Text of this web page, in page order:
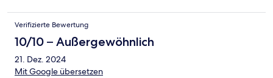
Verifizierte Bewertung
10/10 – Außergewöhnlich
21. Dez. 2024
Mit Google übersetzen